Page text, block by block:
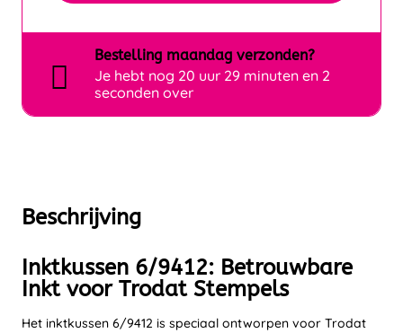
Beschrijving
Inktkussen 6/9412: Betrouwbare
Inkt voor Trodat Stempels
Het inktkussen 6/9412 is speciaal ontworpen voor Trodat
Bestelling maandag verzonden?
Je hebt nog 20 uur 29 minuten en 2
seconden over